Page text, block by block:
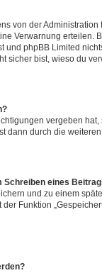
von der
Verwarnung erteilen.
und phpBB Limited
sicher bist, wieso du
vergeben
dann durch die
Schreiben eines
und zu einem
Funktion